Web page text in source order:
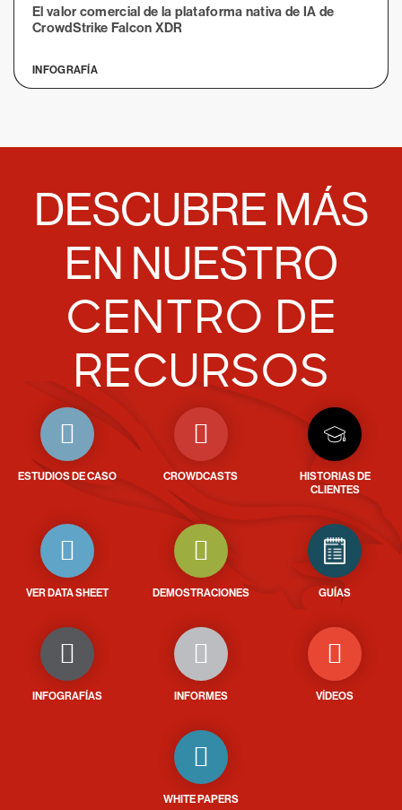
El valor comercial de la plataforma nativa de IA de
CrowdStrike Falcon XDR
INFOGRAFÍA
DESCUBRE MÁS
EN NUESTRO
CENTRO DE
RECURSOS
ESTUDIOS DE CASO CROWDCASTS
HISTORIAS DE
CLIENTES
VER DATA SHEET DEMOSTRACIONES GUÍAS
INFOGRAFÍAS INFORMES VÍDEOS
WHITE PAPERS